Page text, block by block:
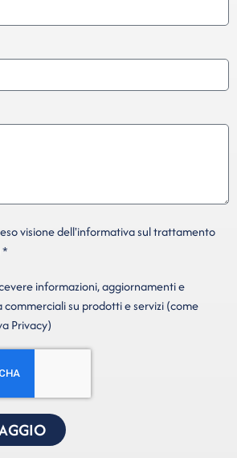
visione dell'informativa sul trattamento
*
informazioni, aggiornamenti e
su prodotti e servizi (come
Privacy)